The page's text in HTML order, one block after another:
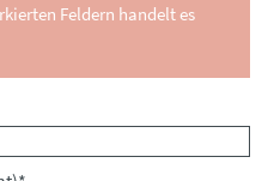
Feldern handelt es